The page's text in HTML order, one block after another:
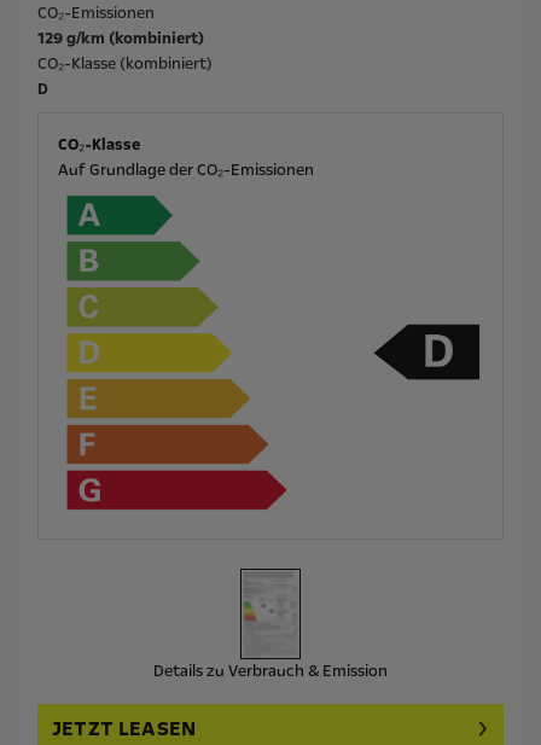
CO₂-Emissionen
129 g/km (kombiniert)
CO₂-Klasse (kombiniert)
D
CO₂-Klasse
Auf Grundlage der CO₂-Emissionen
Details zu Verbrauch & Emission
JETZT LEASEN